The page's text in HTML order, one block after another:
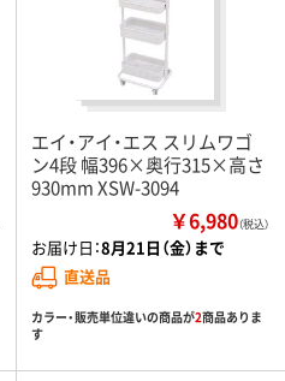
エイ・アイ・エス スリムワゴ
ン4段 幅396×奥行315×高さ
930mm XSW-3094
￥6,980（税込）
お届け日：8月21日（金）まで
直送品
カラー・販売単位違いの商品が2商品ありま
す